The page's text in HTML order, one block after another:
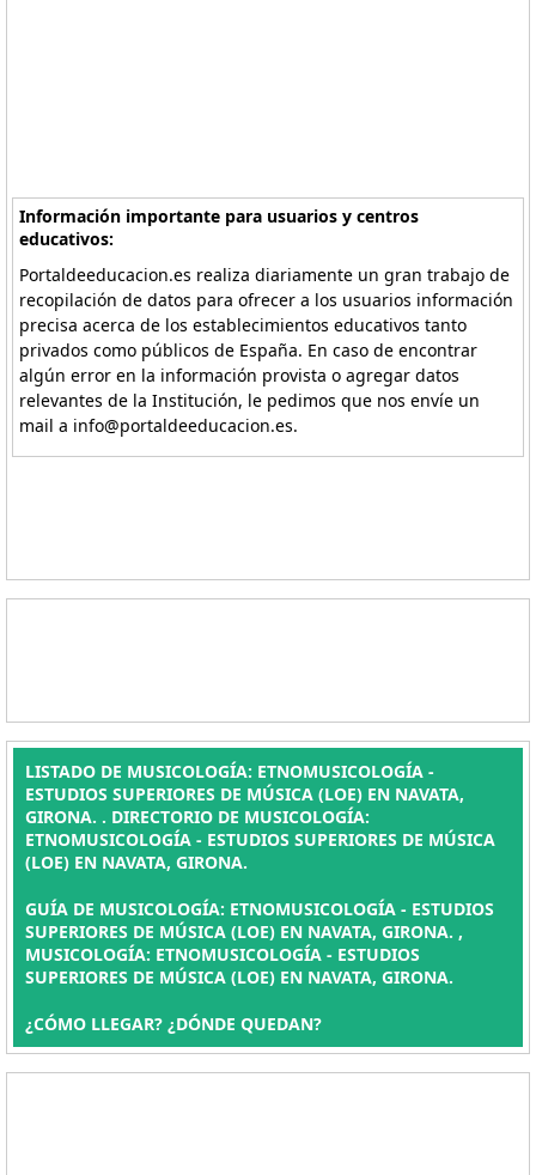
Información importante para usuarios y centros
educativos:
Portaldeeducacion.es realiza diariamente un gran trabajo de
recopilación de datos para ofrecer a los usuarios información
precisa acerca de los establecimientos educativos tanto
privados como públicos de España. En caso de encontrar
algún error en la información provista o agregar datos
relevantes de la Institución, le pedimos que nos envíe un
mail a info@portaldeeducacion.es.
LISTADO DE MUSICOLOGÍA: ETNOMUSICOLOGÍA -
ESTUDIOS SUPERIORES DE MÚSICA (LOE) EN NAVATA,
GIRONA. . DIRECTORIO DE MUSICOLOGÍA:
ETNOMUSICOLOGÍA - ESTUDIOS SUPERIORES DE MÚSICA
(LOE) EN NAVATA, GIRONA.
GUÍA DE MUSICOLOGÍA: ETNOMUSICOLOGÍA - ESTUDIOS
SUPERIORES DE MÚSICA (LOE) EN NAVATA, GIRONA. ,
MUSICOLOGÍA: ETNOMUSICOLOGÍA - ESTUDIOS
SUPERIORES DE MÚSICA (LOE) EN NAVATA, GIRONA.
¿CÓMO LLEGAR? ¿DÓNDE QUEDAN?